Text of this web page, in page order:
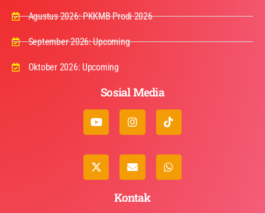
Agustus 2026: PKKMB Prodi 2026
September 2026: Upcoming
Oktober 2026: Upcoming
Sosial Media
Kontak